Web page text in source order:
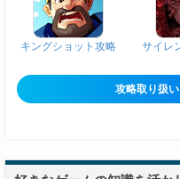
キングショット攻略 サイレ
攻略取り扱